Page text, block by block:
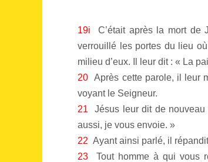
19iC’était après la mort de
verrouillé les portes du lieu
milieu d’eux. Il leur dit : « La
20Après cette parole, il leur
voyant le Seigneur.
21Jésus leur dit de
aussi, je vous envoie. »
22 Ayant ainsi parlé, il
23 Tout homme à qui vous